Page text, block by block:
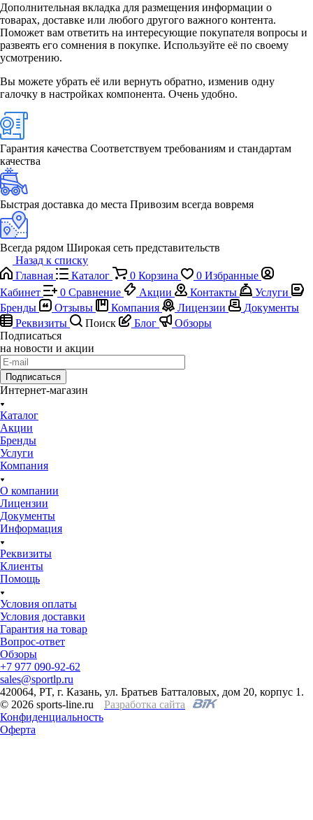
Дополнительная вкладка для размещения информации о
товарах, доставке или любого другого важного контента.
Поможет вам ответить на интересующие покупателя вопросы и
развеять его сомнения в покупке. Используйте её по своему
усмотрению.
Вы можете убрать её или вернуть обратно, изменив одну
галочку в настройках компонента. Очень удобно.
Гарантия качества Соответствуем требованиям и стандартам
качества
Быстрая доставка до места Привозим всегда вовремя
Всегда рядом Широкая сеть представительств
Назад к списку
Главная
Каталог 0 Корзина 0 Избранные
Кабинет
0 Сравнение Акции Контакты
Услуги
Бренды
Отзывы Компания Лицензии
Документы
Реквизиты
Поиск Блог
Обзоры
Подписаться
на новости и акции
Подписаться
Интернет-магазин
Каталог
Акции
Бренды
Услуги
Компания
О компании
Лицензии
Документы
Информация
Реквизиты
Клиенты
Помощь
Условия оплаты
Условия доставки
Гарантия на товар
Вопрос-ответ
Обзоры
+7 977 090-92-62
sales@sportlp.ru
420064, PT, г. Казань, ул. Братьев Батталовых, дом 20, корпус 1.
© 2026 sports-line.ru
Разработка сайта
Конфиденциальность
Оферта